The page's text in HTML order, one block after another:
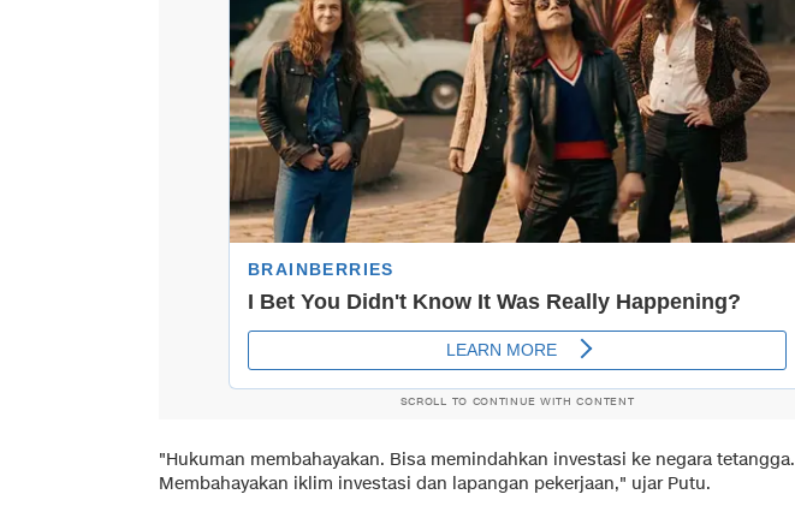
SCROLL TO CONTINUE WITH CONTENT
"Hukuman membahayakan. Bisa memindahkan investasi ke negara tetangga.
Membahayakan iklim investasi dan lapangan pekerjaan," ujar Putu.